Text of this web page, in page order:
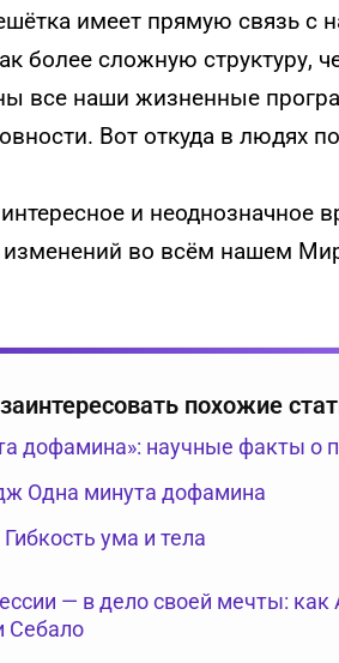
имеет прямую связь
более сложную структуру,
все наши жизненные
Вот откуда в людях
и неоднозначное
во всём нашем
похожие
дофамина»: научные факты о
Одна минута дофамина
ума и тела
— в дело своей мечты:
Себало